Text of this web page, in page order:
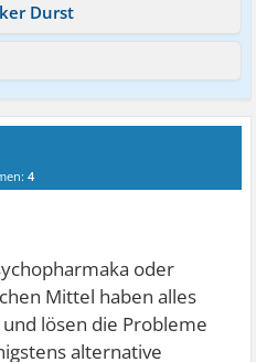
Durst
4
oder
Mittel haben alles
lösen die Probleme
alternative